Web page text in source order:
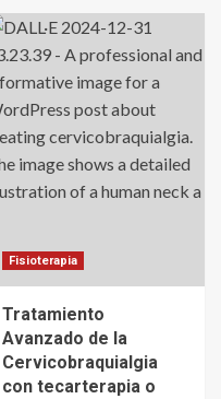
Fisioterapia
Tratamiento
Avanzado de la
Cervicobraquialgia
con tecarterapia o